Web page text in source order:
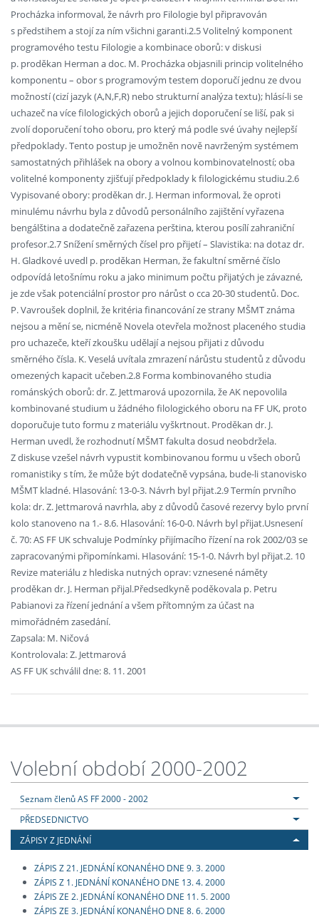
Procházka informoval, že návrh pro Filologie byl připravován
s předstihem a stojí za ním všichni garanti.2.5 Volitelný komponent
programového testu Filologie a kombinace oborů: v diskusi
p. proděkan Herman a doc. M. Procházka objasnili princip volitelného
komponentu – obor s programovým testem doporučí jednu ze dvou
možností (cizí jazyk (A,N,F,R) nebo strukturní analýza textu); hlásí-li se
uchazeč na více filologických oborů a jejich doporučení se liší, pak si
zvolí doporučení toho oboru, pro který má podle své úvahy nejlepší
předpoklady. Tento postup je umožněn nově navrženým systémem
samostatných přihlášek na obory a volnou kombinovatelností; oba
volitelné komponenty zjišťují předpoklady k filologickému studiu.2.6
Vypisované obory: proděkan dr. J. Herman informoval, že oproti
minulému návrhu byla z důvodů personálního zajištění vyřazena
bengálština a dodatečně zařazena perština, kterou posílí zahraniční
profesor.2.7 Snížení směrných čísel pro přijetí – Slavistika: na dotaz dr.
H. Gladkové uvedl p. proděkan Herman, že fakultní směrné číslo
odpovídá letošnímu roku a jako minimum počtu přijatých je závazné,
je zde však potenciální prostor pro nárůst o cca 20-30 studentů. Doc.
P. Vavroušek doplnil, že kritéria financování ze strany MŠMT známa
nejsou a mění se, nicméně Novela otevřela možnost placeného studia
pro uchazeče, kteří zkoušku udělají a nejsou přijati z důvodu
směrného čísla. K. Veselá uvítala zmrazení nárůstu studentů z důvodu
omezených kapacit učeben.2.8 Forma kombinovaného studia
románských oborů: dr. Z. Jettmarová upozornila, že AK nepovolila
kombinované studium u žádného filologického oboru na FF UK, proto
doporučuje tuto formu z materiálu vyškrtnout. Proděkan dr. J.
Herman uvedl, že rozhodnutí MŠMT fakulta dosud neobdržela.
Z diskuse vzešel návrh vypustit kombinovanou formu u všech oborů
romanistiky s tím, že může být dodatečně vypsána, bude-li stanovisko
MŠMT kladné. Hlasování: 13-0-3. Návrh byl přijat.2.9 Termín prvního
kola: dr. Z. Jettmarová navrhla, aby z důvodů časové rezervy bylo první
kolo stanoveno na 1.- 8.6. Hlasování: 16-0-0. Návrh byl přijat.Usnesení
č. 70: AS FF UK schvaluje Podmínky přijímacího řízení na rok 2002/03 se
zapracovanými připomínkami. Hlasování: 15-1-0. Návrh byl přijat.2. 10
Revize materiálu z hlediska nutných oprav: vznesené náměty
proděkan dr. J. Herman přijal.Předsedkyně poděkovala p. Petru
Pabianovi za řízení jednání a všem přítomným za účast na
mimořádném zasedání.
Zapsala: M. Ničová
Kontrolovala: Z. Jettmarová
AS FF UK schválil dne: 8. 11. 2001
Volební období 2000-2002
Seznam členů AS FF 2000 - 2002
PŘEDSEDNICTVO
ZÁPISY Z JEDNÁNÍ
ZÁPIS Z 21. JEDNÁNÍ KONANÉHO DNE 9. 3. 2000
ZÁPIS Z 1. JEDNÁNÍ KONANÉHO DNE 13. 4. 2000
ZÁPIS ZE 2. JEDNÁNÍ KONANÉHO DNE 11. 5. 2000
ZÁPIS ZE 3. JEDNÁNÍ KONANÉHO DNE 8. 6. 2000